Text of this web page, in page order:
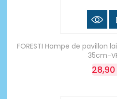
FORESTI Hampe de pavillon
35cm-